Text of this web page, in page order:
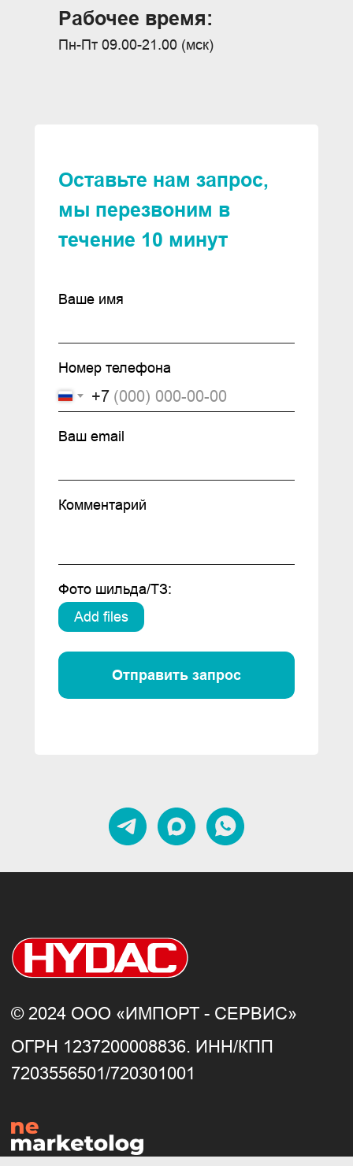
Оставьте нам запрос,
мы перезвоним в
течение 10 минут
Ваше имя
Номер телефона
+7
Ваш email
Комментарий
Фото шильда/ТЗ:
Add files
Отправить запрос
Пн-Пт 09.00-21.00 (мск)
Рабочее время:
ОГРН 1237200008836. ИНН/КПП
7203556501/720301001